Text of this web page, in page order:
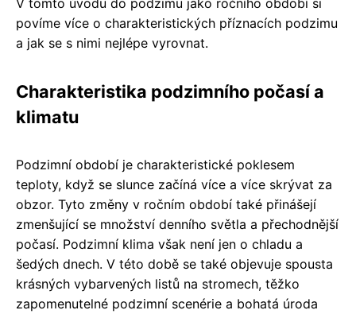
povíme více o charakteristických příznacích podzimu
a jak se s nimi nejlépe vyrovnat.
Charakteristika podzimního počasí a
klimatu
Podzimní období je charakteristické poklesem
teploty, když se slunce začíná více a více skrývat za
obzor. Tyto změny v ročním období také přinášejí
zmenšující se množství denního světla a přechodnější
počasí. Podzimní klima však není jen o chladu a
šedých dnech. V této době se také objevuje spousta
krásných vybarvených listů na stromech, těžko
zapomenutelné podzimní scenérie a bohatá úroda